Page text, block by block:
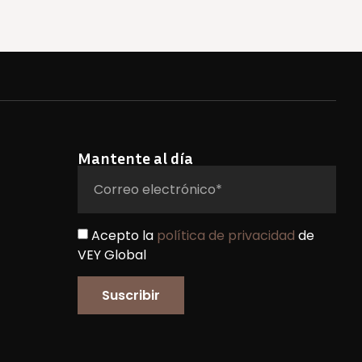
Mantente al día
Acepto la política de privacidad de
VEY Global
Suscribir